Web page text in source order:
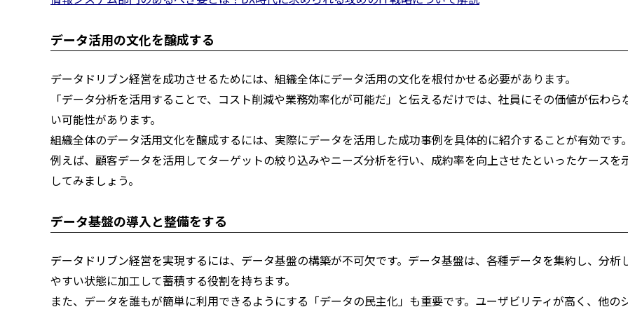
データ活用の文化を醸成する
データドリブン経営を成功させるためには、組織全体にデータ活用の文化を根付かせる必要があります。
「データ分析を活用することで、コスト削減や業務効率化が可能だ」と伝えるだけでは、社員にその価値が伝わら
い可能性があります。
組織全体のデータ活用文化を醸成するには、実際にデータを活用した成功事例を具体的に紹介することが有効です。
例えば、顧客データを活用してターゲットの絞り込みやニーズ分析を行い、成約率を向上させたといったケースを
してみましょう。
データ基盤の導入と整備をする
データドリブン経営を実現するには、データ基盤の構築が不可欠です。データ基盤は、各種データを集約し、分析
やすい状態に加工して蓄積する役割を持ちます。
また、データを誰もが簡単に利用できるようにする「データの民主化」も重要です。ユーザビリティが高く、他の